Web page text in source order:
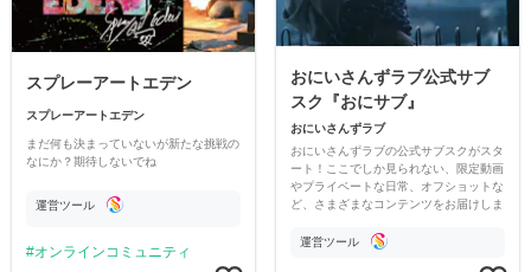
スプレーアートエデン
スプレーアートエデン
まだ何も決まっていないが新たな挑戦の
なにか？期待しないでね
運営ツール
オンラインコミュニティ
おにいさんずラブ公式サブ
スク『おにサブ』
おにいさんずラブ
おにいさんずラブの公式サブスクがスタ
ート！ここでしか見られない、限定動画
やプライベートな日常、オフショットな
ど、さまざまなコンテンツをお届けしま
運営ツール